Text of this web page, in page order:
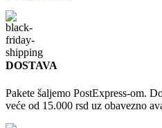
DOSTAVA
Pakete šaljemo PostExpress-om.
veće od 15.000 rsd uz obavezno